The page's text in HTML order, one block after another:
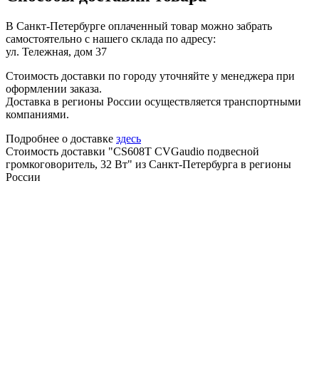
В Санкт-Петербурге оплаченный товар можно забрать
самостоятельно с нашего склада по адресу:
ул. Тележная, дом 37
Стоимость доставки по городу уточняйте у менеджера при
оформлении заказа.
Доставка в регионы России осуществляется транспортными
компаниями.
Подробнее о доставке здесь
Стоимость доставки "CS608T CVGaudio подвесной
громкоговоритель, 32 Вт" из Санкт-Петербурга в регионы
России